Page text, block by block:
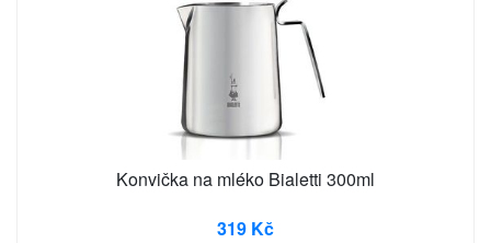
Konvička na mléko Bialetti 300ml
319 Kč